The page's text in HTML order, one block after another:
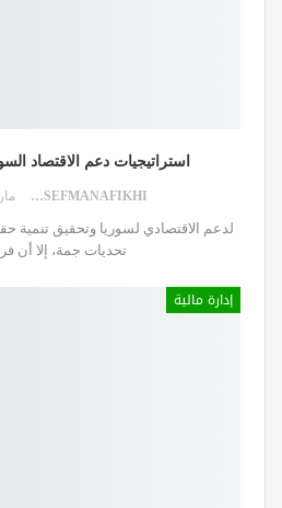
استراتيجيات دعم الاقتصاد
DR.YOUSEFMANAFIKHI مارس
لدعم الاقتصادي لسوريا وتحقيق تنمية
تحديات جمة، إلا أن
إدارة مالية